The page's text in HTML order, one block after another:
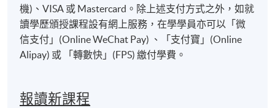
機)、VISA 或 Mastercard。除上述支付方式之外，如就
讀學歷頒授課程設有網上服務，在學學員亦可以「微
信支付」(Online WeChat Pay) 、「支付寶」(Online
Alipay) 或 「轉數快」(FPS) 繳付學費。
報讀新課程